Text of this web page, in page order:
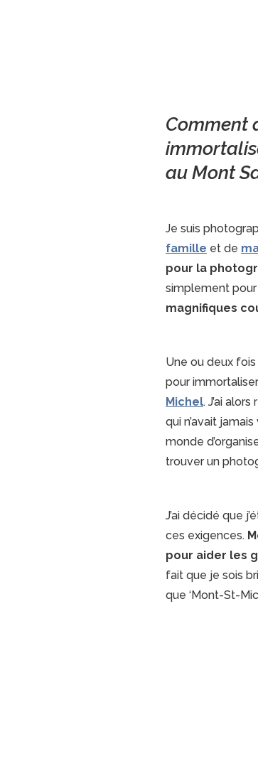
Comment
au Mont
Je suis
famille et de
pour la
simplement
magnifiques
Une ou deux
pour
Michel. J’ai
qui n’avait
monde
trouver un
J’ai décidé que
ces exigences.
pour aider les
fait que je sois
que ‘Mont-St-